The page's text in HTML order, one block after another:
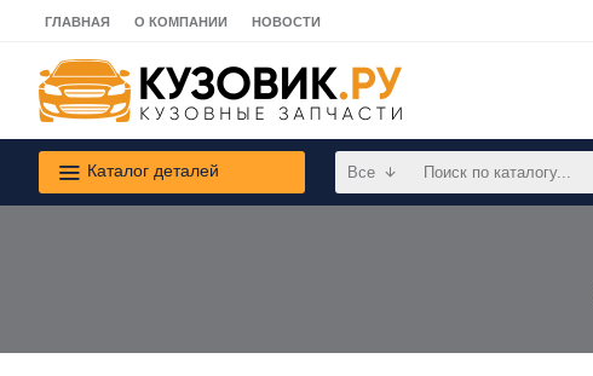
ГЛАВНАЯ О КОМПАНИИ НОВОСТИ
Каталог деталей Все